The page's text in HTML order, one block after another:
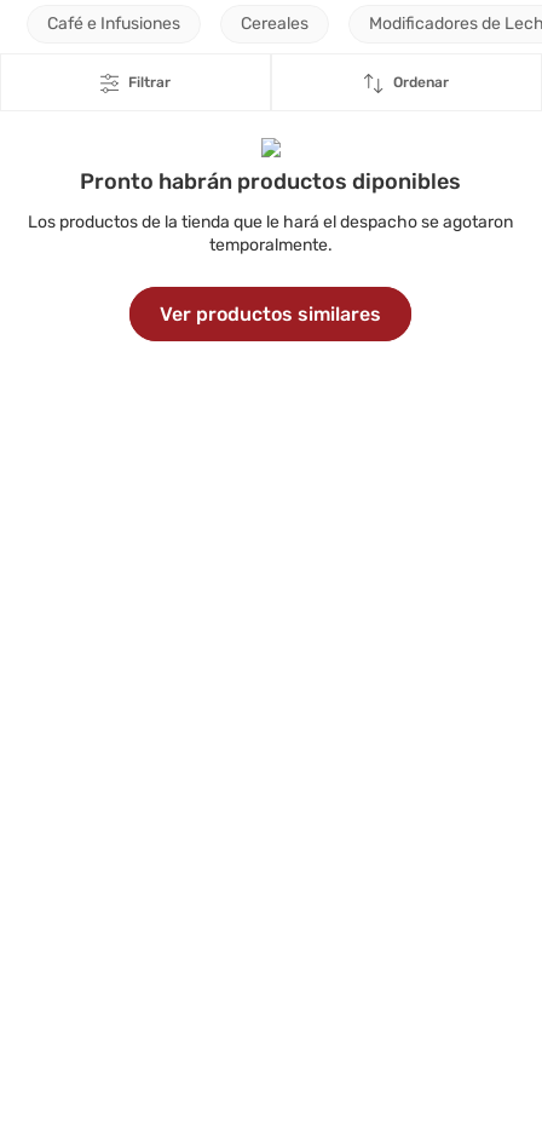
Café e Infusiones Cereales Modificadores de
Filtrar Ordenar
Pronto habrán productos diponibles
Los productos de la tienda que le hará el despacho se agotaron
temporalmente.
Ver productos similares